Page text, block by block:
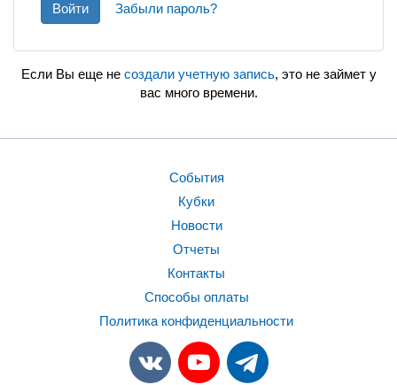
Войти Забыли пароль?
Если Вы еще не создали учетную запись, это не займет у
вас много времени.
События
Кубки
Новости
Отчеты
Контакты
Способы оплаты
Политика конфиденциальности